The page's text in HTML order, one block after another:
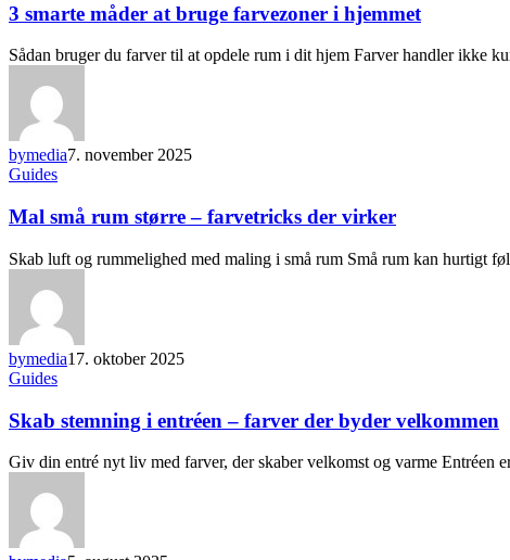
3 smarte måder at bruge farvezoner i hjemmet
Sådan bruger du farver til at opdele rum i dit hjem Farver handler ikke
bymedia7. november 2025
Guides
Mal små rum større – farvetricks der virker
Skab luft og rummelighed med maling i små rum Små rum kan hurtigt
bymedia17. oktober 2025
Guides
Skab stemning i entréen – farver der byder velkommen
Giv din entré nyt liv med farver, der skaber velkomst og varme Entréen